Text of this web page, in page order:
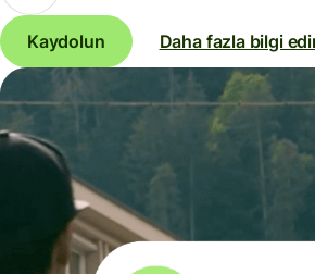
Kaydolun Daha fazla bilgi